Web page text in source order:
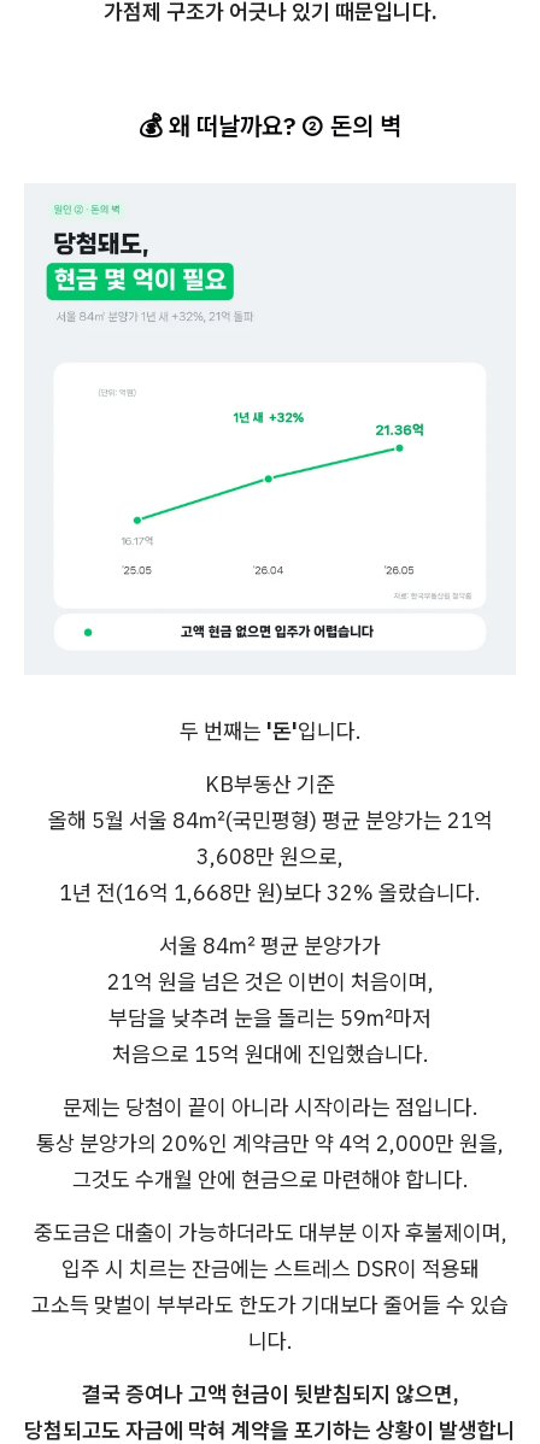
가점제 구조가 어긋나 있기 때문입니다.
💰 왜 떠날까요? ② 돈의 벽
두 번째는 '돈'입니다.
KB부동산 기준
올해 5월 서울 84㎡(국민평형) 평균 분양가는 21억
3,608만 원으로,
1년 전(16억 1,668만 원)보다 32% 올랐습니다.
서울 84㎡ 평균 분양가가
21억 원을 넘은 것은 이번이 처음이며,
부담을 낮추려 눈을 돌리는 59㎡마저
처음으로 15억 원대에 진입했습니다.
문제는 당첨이 끝이 아니라 시작이라는 점입니다.
통상 분양가의 20%인 계약금만 약 4억 2,000만 원을,
그것도 수개월 안에 현금으로 마련해야 합니다.
중도금은 대출이 가능하더라도 대부분 이자 후불제이며,
입주 시 치르는 잔금에는 스트레스 DSR이 적용돼
고소득 맞벌이 부부라도 한도가 기대보다 줄어들 수 있습
니다.
결국 증여나 고액 현금이 뒷받침되지 않으면,
당첨되고도 자금에 막혀 계약을 포기하는 상황이 발생합니